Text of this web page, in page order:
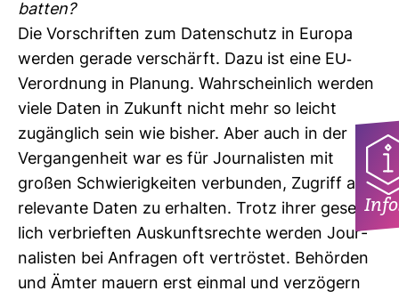
batten?
Die Vor­schriften zum Daten­schutz in Europa
werden gerade ver­schärft. Dazu ist eine EU-​
Ver­ord­nung in Pla­nung. Wahr­schein­lich werden
viele Daten in Zukunft nicht mehr so leicht
zugäng­lich sein wie bisher. Aber auch in der
Ver­gan­gen­heit war es für Jour­na­listen mit
großen Schwie­rig­keiten ver­bunden, Zugriff auf
rele­vante Daten zu erhalten. Trotz ihrer gesetz­
lich ver­brieften Aus­kunfts­rechte werden Jour­
na­listen bei Anfragen oft ver­tröstet. Behörden
und Ämter mauern erst einmal und ver­zö­gern